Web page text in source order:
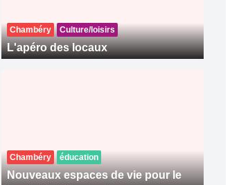
Chambéry Culture/loisirs
L'apéro des locaux
Chambéry éducation
Nouveaux espaces de vie pour le